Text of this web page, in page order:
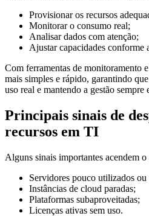
Provisionar os recursos
Monitorar o consumo real;
Analisar dados com atenção;
Ajustar capacidades conforme
Com ferramentas de monitoramento
mais simples e rápido, garantindo
uso real e mantendo a gestão sempre
Principais sinais de
recursos em TI
Alguns sinais importantes acendem
Servidores pouco utilizados ou
Instâncias de cloud paradas;
Plataformas subaproveitadas;
Licenças ativas sem uso.